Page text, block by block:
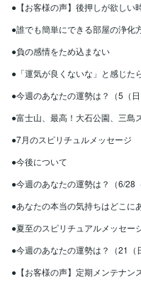
●【お客様の声】後押しが欲しい
●誰でも簡単にできる部屋の浄化
●負の感情をため込まない
●「運気が良くないな」と感じた
●今週のあなたの運勢は？（5（
●富士山、最高！大石公園、三島
●7月のスピリチュルメッセージ
●今後について
●今週のあなたの運勢は？（6/28
●あなたの本当の気持ちはどこに
●夏至のスピリチュアルメッセー
●今週のあなたの運勢は？（21（
●【お客様の声】定期メンテナン